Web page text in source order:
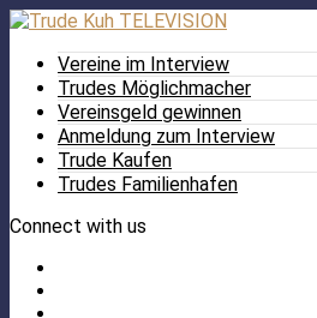
Vereine im Interview
Trudes Möglichmacher
Vereinsgeld gewinnen
Anmeldung zum Interview
Trude Kaufen
Trudes Familienhafen
Connect with us